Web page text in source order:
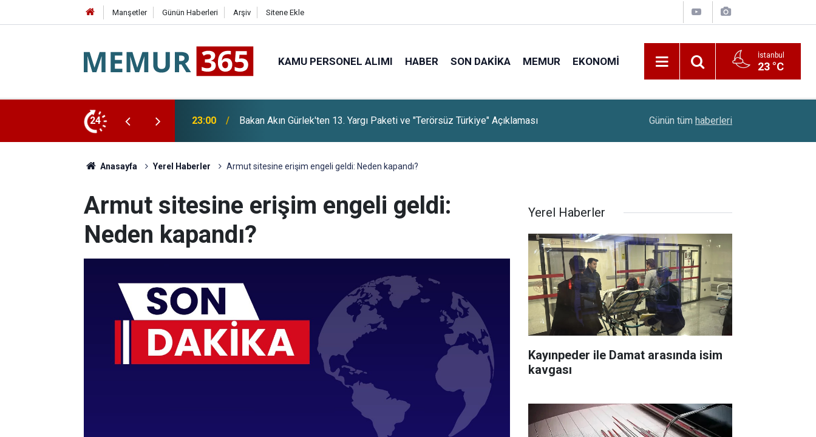
Manşetler Günün Haberleri Arşiv Sitene Ekle
KAMU PERSONEL ALIMI HABER SON DAKIKA MEMUR EKONOMI İstanbul
23 °C
24
ve "Terörsüz Türkiye" Açıklaması 22:36 YENİ Parti, Dayanışma Kampanyasında 9 Günlük Bağış Tutarını Açıkladı Çiftçilere 688,2 Milyon Liralık Destek Ödemesi
Günün tüm haberleri
Anasayfa Yerel Haberler Armut sitesine erişim engeli geldi: Neden kapandı?
Armut sitesine erişim engeli geldi:
Neden kapandı?
Yerel Haberler
Kayınpeder ile Damat arasında isim
kavgası